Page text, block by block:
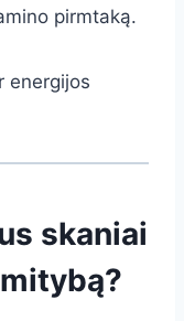
pirmtaką.
energijos
skaniai